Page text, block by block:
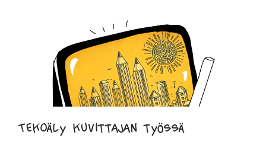
Tekoäly kuvittajan työssä